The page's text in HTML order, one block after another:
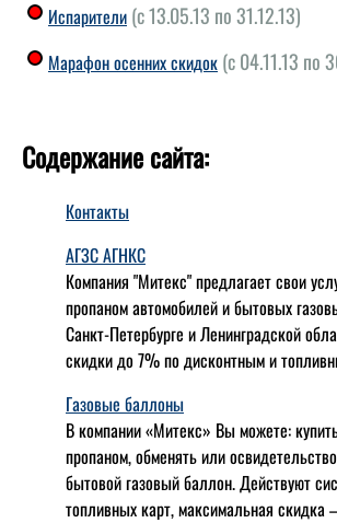
Испарители (с 13.05.13 по 31.12.13)
Марафон осенних скидок (с 04.11.13 по
Содержание сайта:
Контакты
АГЗС АГНКС
Компания "Митекс" предлагает свои
пропаном автомобилей и бытовых
Санкт-Петербурге и Ленинградской
скидки до 7% по дисконтным и
Газовые баллоны
В компании «Митекс» Вы можете:
пропаном, обменять или
бытовой газовый баллон. Действуют
топливных карт, максимальная скидка